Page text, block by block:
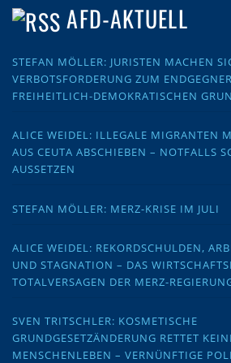
AFD-AKTUELL
STEFAN MÖLLER: JURISTEN MACHEN
VERBOTSFORDERUNG ZUM
FREIHEITLICH-DEMOKRATISCHEN
ALICE WEIDEL: ILLEGALE MIGRANTEN
AUS CEUTA ABSCHIEBEN – NOTFALLS
AUSSETZEN
STEFAN MÖLLER: MERZ-KRISE IM JULI
ALICE WEIDEL: REKORDSCHULDEN,
UND STAGNATION – DAS
TOTALVERSAGEN DER MERZ-
SVEN TRITSCHLER: KOSMETISCHE
GRUNDGESETZÄNDERUNG RETTET
MENSCHENLEBEN – VERNÜNFTIGE